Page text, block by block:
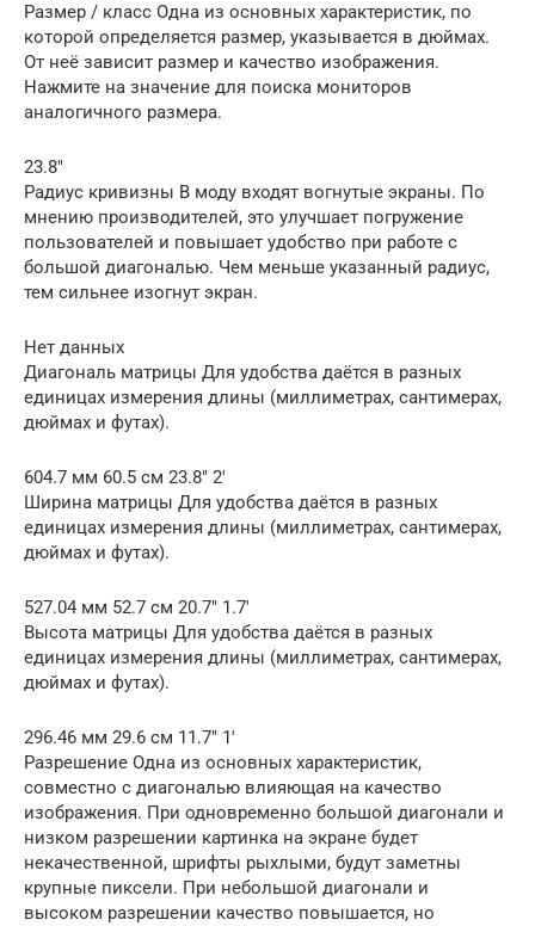
Размер / класс Одна из основных характеристик, по
которой определяется размер, указывается в дюймах.
От неё зависит размер и качество изображения.
Нажмите на значение для поиска мониторов
аналогичного размера.
23.8″
Радиус кривизны В моду входят вогнутые экраны. По
мнению производителей, это улучшает погружение
пользователей и повышает удобство при работе с
большой диагональю. Чем меньше указанный радиус,
тем сильнее изогнут экран.
Нет данных
Диагональ матрицы Для удобства даётся в разных
единицах измерения длины (миллиметрах, сантимерах,
дюймах и футах).
604.7 мм 60.5 см 23.8″ 2′
Ширина матрицы Для удобства даётся в разных
единицах измерения длины (миллиметрах, сантимерах,
дюймах и футах).
527.04 мм 52.7 см 20.7″ 1.7′
Высота матрицы Для удобства даётся в разных
единицах измерения длины (миллиметрах, сантимерах,
дюймах и футах).
296.46 мм 29.6 см 11.7″ 1′
Разрешение Одна из основных характеристик,
совместно с диагональю влияющая на качество
изображения. При одновременно большой диагонали и
низком разрешении картинка на экране будет
некачественной, шрифты рыхлыми, будут заметны
крупные пиксели. При небольшой диагонали и
высоком разрешении качество повышается, но